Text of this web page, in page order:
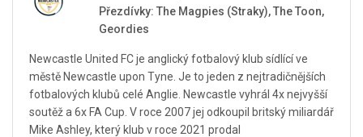
Přezdívky: The Magpies (Straky), The Toon,
Geordies
Newcastle United FC je anglický fotbalový klub sídlící ve
městě Newcastle upon Tyne. Je to jeden z nejtradičnějších
fotbalových klubů celé Anglie. Newcastle vyhrál 4x nejvyšší
soutěž a 6x FA Cup. V roce 2007 jej odkoupil britský miliardář
Mike Ashley, který klub v roce 2021 prodal